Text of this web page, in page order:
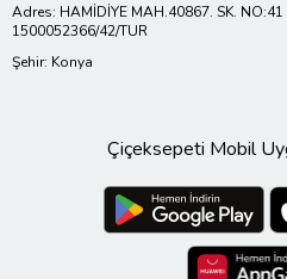
Adres: HAMİDİYE MAH.40867. SK. NO:41
1500052366/42/TUR
Şehir: Konya
Çiçeksepeti Mobil